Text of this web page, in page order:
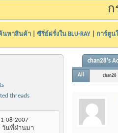
ก
นหาสินค้า ซีรี่ย์ฝรั่งใน BLU-RAY การ์ตูนใ
threads
08-2007
วันที่ผ่านมา
chan28's
All chan28